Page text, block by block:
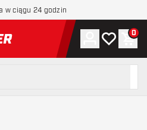
w ciągu 24 godzin
strony głównej
Konto
Moja lista
0